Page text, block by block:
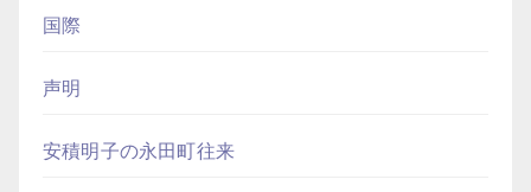
国際
声明
安積明子の永田町往来